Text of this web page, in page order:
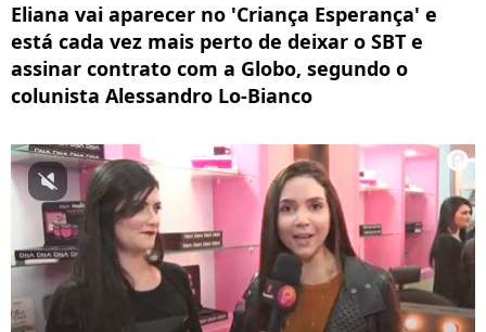
Eliana vai aparecer no 'Criança Esperança' e
está cada vez mais perto de deixar o SBT e
assinar contrato com a Globo, segundo o
colunista Alessandro Lo-Bianco